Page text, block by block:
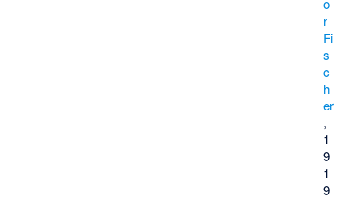
o
r
Fi
s
c
h
er
,
1
9
1
9